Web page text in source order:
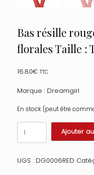
Bas résille
florales Taille :
16.80€ TTC
Marque : Dreamgirl
En stock (peut être
quantité
de
Bas
rouges
Ajouter
UGS : DG0006RED